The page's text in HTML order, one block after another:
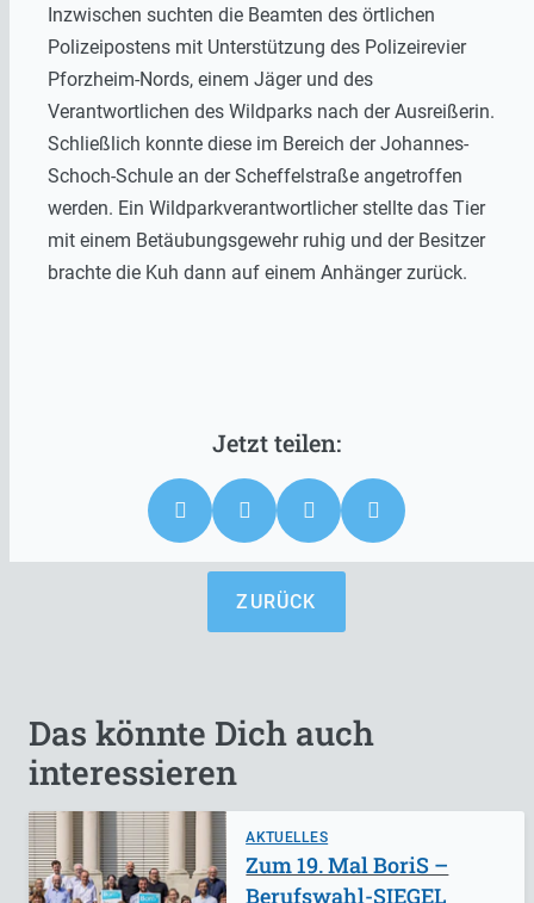
Inzwischen suchten die Beamten des örtlichen
Polizeipostens mit Unterstützung des Polizeirevier
Pforzheim-Nords, einem Jäger und des
Verantwortlichen des Wildparks nach der Ausreißerin.
Schließlich konnte diese im Bereich der Johannes-
Schoch-Schule an der Scheffelstraße angetroffen
werden. Ein Wildparkverantwortlicher stellte das Tier
mit einem Betäubungsgewehr ruhig und der Besitzer
brachte die Kuh dann auf einem Anhänger zurück.
ZURÜCK
Das könnte Dich auch
interessieren
AKTUELLES
Zum 19. Mal BoriS –
Berufswahl-SIEGEL